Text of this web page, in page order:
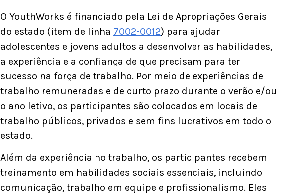
O YouthWorks é financiado pela Lei de Apropriações Gerais
do estado (item de linha 7002-0012) para ajudar
adolescentes e jovens adultos a desenvolver as habilidades,
a experiência e a confiança de que precisam para ter
sucesso na força de trabalho. Por meio de experiências de
trabalho remuneradas e de curto prazo durante o verão e/ou
o ano letivo, os participantes são colocados em locais de
trabalho públicos, privados e sem fins lucrativos em todo o
estado.
Além da experiência no trabalho, os participantes recebem
treinamento em habilidades sociais essenciais, incluindo
comunicação, trabalho em equipe e profissionalismo. Eles